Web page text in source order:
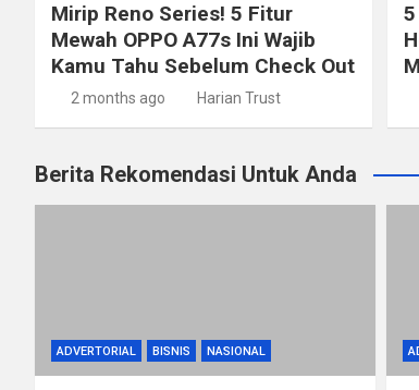
Mirip Reno Series! 5 Fitur
Mewah OPPO A77s Ini Wajib
Kamu Tahu Sebelum Check Out
2 months ago Harian Trust
Berita Rekomendasi Untuk Anda
ADVERTORIAL BISNIS NASIONAL